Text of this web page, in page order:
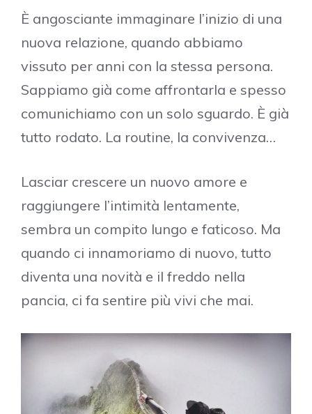
È angosciante immaginare l’inizio di una
nuova relazione, quando abbiamo
vissuto per anni con la stessa persona.
Sappiamo già come affrontarla e spesso
comunichiamo con un solo sguardo. È già
tutto rodato. La routine, la convivenza…
Lasciar crescere un nuovo amore e
raggiungere l’intimità lentamente,
sembra un compito lungo e faticoso. Ma
quando ci innamoriamo di nuovo, tutto
diventa una novità e il freddo nella
pancia, ci fa sentire più vivi che mai.